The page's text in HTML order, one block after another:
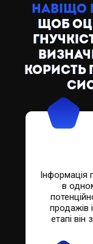
НАВІЩО
ЩОБ
КОРИСТЬ
Інформація
в
продажів
етапі він